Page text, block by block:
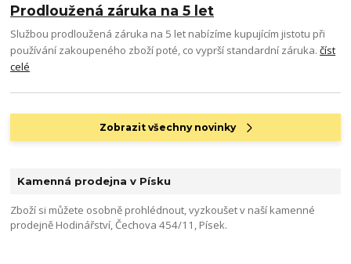
Prodloužená záruka na 5 let
Službou prodloužená záruka na 5 let nabízíme kupujícím jistotu při
používání zakoupeného zboží poté, co vyprší standardní záruka.číst
celé
Zobrazit všechny novinky
Kamenná prodejna v Písku
Zboží si můžete osobně prohlédnout, vyzkoušet v naší kamenné
prodejně Hodinářství, Čechova 454/11, Písek.